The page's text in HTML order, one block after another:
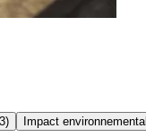
) Impact environnemental